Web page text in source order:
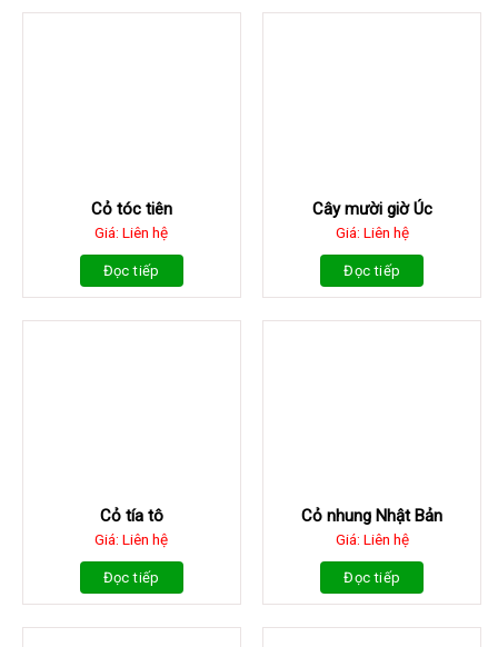
Cỏ tóc tiên
Giá: Liên hệ
Đọc tiếp
Cây mười giờ Úc
Giá: Liên hệ
Đọc tiếp
Cỏ tía tô
Giá: Liên hệ
Đọc tiếp
Cỏ nhung Nhật Bản
Giá: Liên hệ
Đọc tiếp